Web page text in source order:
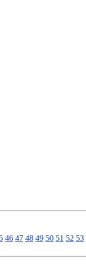
46 47 48 49 50 51 52 53